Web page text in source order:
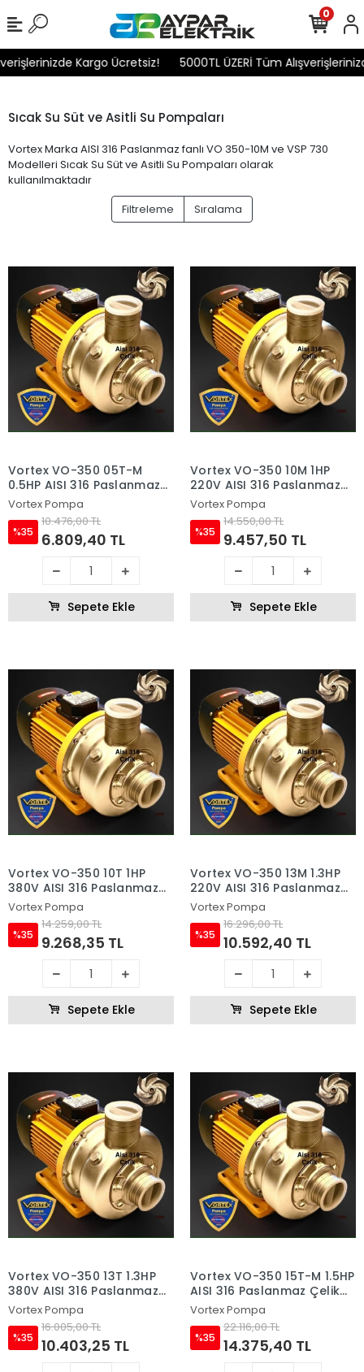
Kargo Ücretsiz! 5000TL ÜZERİ Tüm
0
Sıcak Su Süt ve Asitli Su Pompaları
Vortex Marka AISI 316 Paslanmaz fanlı VO 350-10M ve VSP 730
Modelleri Sıcak Su Süt ve Asitli Su Pompaları olarak
kullanılmaktadır
Filtreleme
Sıralama
Vortex VO-350 05T-M
0.5HP AISI 316 Paslanmaz
Çelik Fanlı Sıcak Su ve
Asitli Su Pompası
Vortex Pompa
%35
10.476,00 TL
6.809,40 TL
Sepete Ekle
Vortex VO-350 10M 1HP
220V AISI 316 Paslanmaz
Çelik Fanlı Sıcak Su ve
Asitli Su Pompası
Vortex Pompa
%35
14.550,00 TL
9.457,50 TL
Sepete Ekle
Vortex VO-350 10T 1HP
380V AISI 316 Paslanmaz
Çelik Fanlı Sıcak Su ve
Asitli Su Pompası
Vortex Pompa
%35
14.259,00 TL
9.268,35 TL
Sepete Ekle
Vortex VO-350 13M 1.3HP
220V AISI 316 Paslanmaz
Çelik Fanlı Sıcak Su ve
Asitli Su Pompası
Vortex Pompa
%35
16.296,00 TL
10.592,40 TL
Sepete Ekle
Vortex VO-350 13T 1.3HP
380V AISI 316 Paslanmaz
Çelik Fanlı Sıcak Su ve
Asitli Su Pompası
Vortex Pompa
%35
16.005,00 TL
10.403,25 TL
Vortex VO-350 15T-M 1.5HP
AISI 316 Paslanmaz Çelik
Fanlı Sıcak Su ve Asitli Su
Pompası
Vortex Pompa
%35
22.116,00 TL
14.375,40 TL